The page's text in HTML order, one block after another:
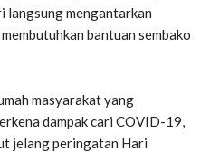
langsung mengantarkan
bantuan sembako
masyarakat yang
dampak cari COVID-19,
jelang peringatan Hari